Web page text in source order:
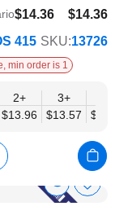
12+
$12.21
15+
$11.82
$14.36
$11.17
$14.36
415 SKU:13726
min order is 1
2+
$13.96
3+
$13.57
Show